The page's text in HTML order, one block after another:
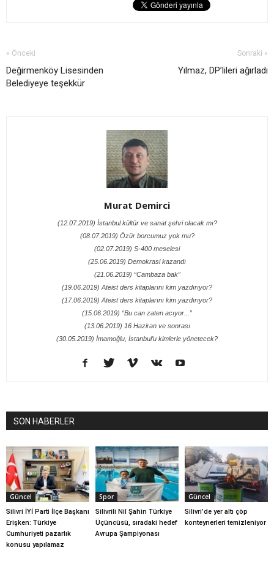
« Önceki
Değirmenköy Lisesinden
Belediyeye teşekkür
Sonraki »
Yılmaz, DP’lileri ağırladı
Murat Demirci
(12.07.2019) İstanbul kültür ve sanat şehri olacak mı?
(08.07.2019) Özür borcumuz yok mu?
(02.07.2019) S-400 meselesi
(25.06.2019) Demokrasi kazandı
(21.06.2019) “Cambaza bak”
(19.06.2019) Ateist ders kitaplarını kim yazdırıyor?
(17.06.2019) Ateist ders kitaplarını kim yazdırıyor?
(15.06.2019) “Bu can zaten acıyor...”
(13.06.2019) 16 Haziran ve sonrası
(30.05.2019) İmamoğlu, İstanbul’u kimlerle yönetecek?
SON HABERLER
Güncel
Silivri İYİ Parti İlçe Başkanı
Erişken: Türkiye
Cumhuriyeti pazarlık
konusu yapılamaz
Spor
Silivrili Nil Şahin Türkiye
Üçüncüsü, sıradaki hedef
Avrupa Şampiyonası
Güncel
Silivri’de yer altı çöp
konteynerleri temizleniyor